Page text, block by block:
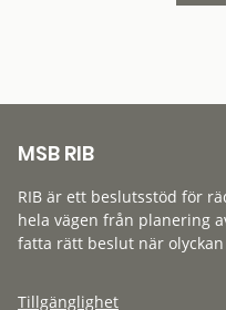
MSB RIB
RIB är ett beslutsstöd för
hela vägen från planering
fatta rätt beslut när
Tillgänglighet